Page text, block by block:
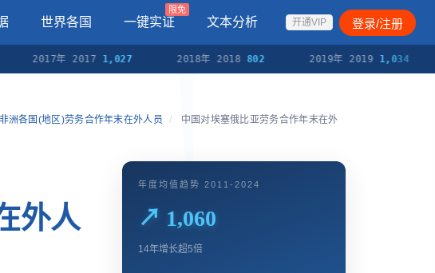
世界各国 一键实证
限免
文本分析 开通VIP 登录/注册
2017年 20171,027 2018年 2018802 2019年 20191,034
洲各国(地区)劳务合作年末在外人员 /
中国对埃塞俄比亚劳务合作年末在外
外人
年度均值趋势 2011-2024
↗ 1,060
14年增长超5倍